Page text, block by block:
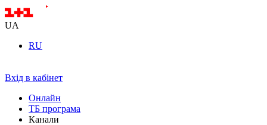
UA
RU
Вхід в кабінет
Онлайн
ТБ програма
Канали